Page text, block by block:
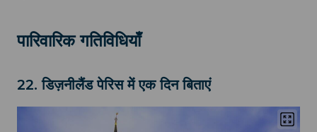
पारिवारिक गतिविधियाँ
22. डिज़नीलैंड पेरिस में एक दिन बिताएं